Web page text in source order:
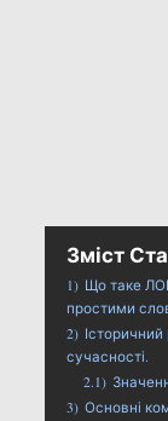
Зміст
1) Що таке
простими
2) Історичний
сучасності.
2.1)
3) Основні